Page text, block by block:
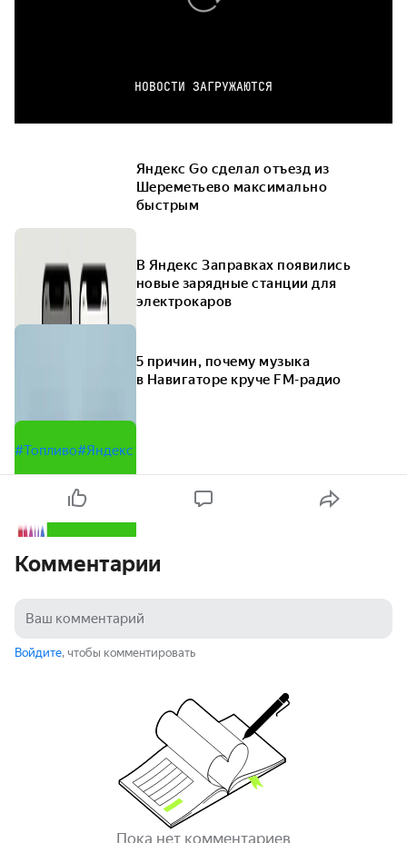
НОВОСТИ ЗАГРУЖАЮТСЯ
Яндекс Go сделал отъезд из
Шереметьево максимально
быстрым
В Яндекс Заправках появились
новые зарядные станции для
электрокаров
5 причин, почему музыка
в Навигаторе круче FM-радио
#Топливо#Яндекс
Комментарии
Войдите, чтобы комментировать
Пока нет комментариев